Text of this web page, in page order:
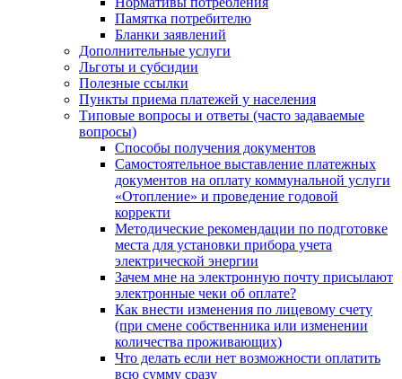
Памятка потребителю
Бланки заявлений
Дополнительные услуги
Льготы и субсидии
Полезные ссылки
Пункты приема платежей у населения
Типовые вопросы и ответы (часто задаваемые
вопросы)
Способы получения документов
Самостоятельное выставление платежных
документов на оплату коммунальной услуги
«Отопление» и проведение годовой
корректи
Методические рекомендации по подготовке
места для установки прибора учета
электрической энергии
Зачем мне на электронную почту присылают
электронные чеки об оплате?
Как внести изменения по лицевому счету
(при смене собственника или изменении
количества проживающих)
Что делать если нет возможности оплатить
всю сумму сразу